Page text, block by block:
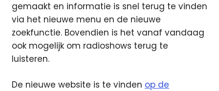
gemaakt en informatie is snel terug te vinden
via het nieuwe menu en de nieuwe
zoekfunctie. Bovendien is het vanaf vandaag
ook mogelijk om radioshows terug te
luisteren.
De nieuwe website is te vinden op de